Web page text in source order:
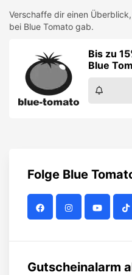
Verschaffe dir einen
bei Blue Tomato gab.
Bis zu
Blue
Folge Blue
Gutscheinalarm